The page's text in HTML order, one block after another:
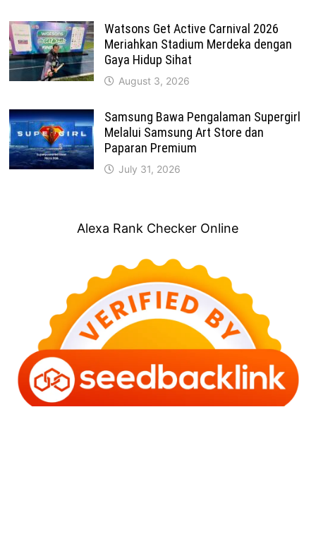
Watsons Get Active Carnival 2026
Meriahkan Stadium Merdeka dengan
Gaya Hidup Sihat
August 3, 2026
Samsung Bawa Pengalaman Supergirl
Melalui Samsung Art Store dan
Paparan Premium
July 31, 2026
Alexa Rank Checker Online